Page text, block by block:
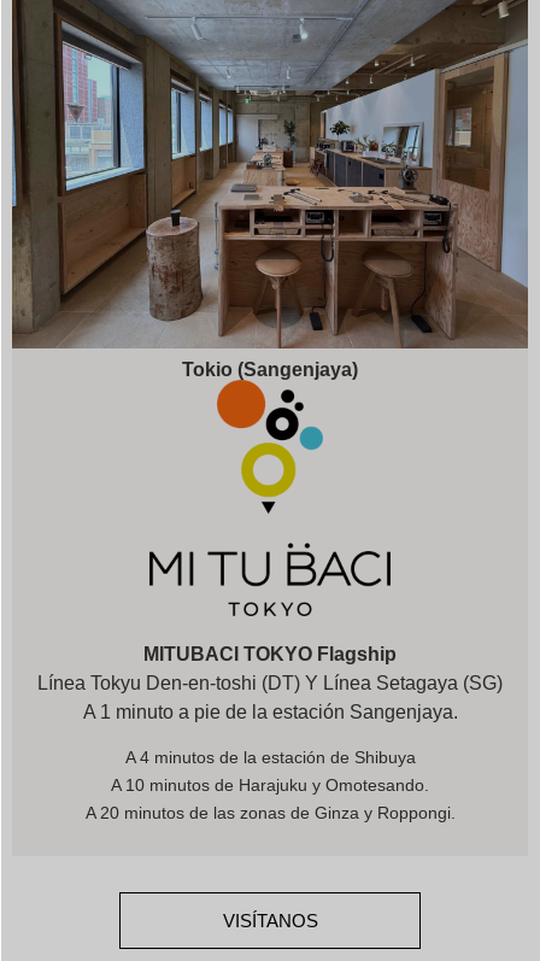
Tokio (Sangenjaya)
MITUBACI TOKYO Flagship
Línea Tokyu Den-en-toshi (DT) Y Línea Setagaya (SG)
A 1 minuto a pie de la estación Sangenjaya.
A 4 minutos de la estación de Shibuya
A 10 minutos de Harajuku y Omotesando.
A 20 minutos de las zonas de Ginza y Roppongi.
VISÍTANOS